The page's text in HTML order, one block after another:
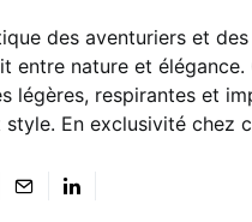
des aventuriers et
entre nature et
légères, respirantes et
En exclusivité chez